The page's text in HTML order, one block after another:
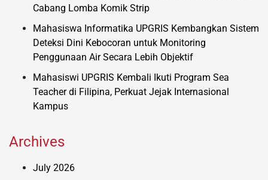
Cabang Lomba Komik Strip
Mahasiswa Informatika UPGRIS Kembangkan Sistem
Deteksi Dini Kebocoran untuk Monitoring
Penggunaan Air Secara Lebih Objektif
Mahasiswi UPGRIS Kembali Ikuti Program Sea
Teacher di Filipina, Perkuat Jejak Internasional
Kampus
Archives
July 2026